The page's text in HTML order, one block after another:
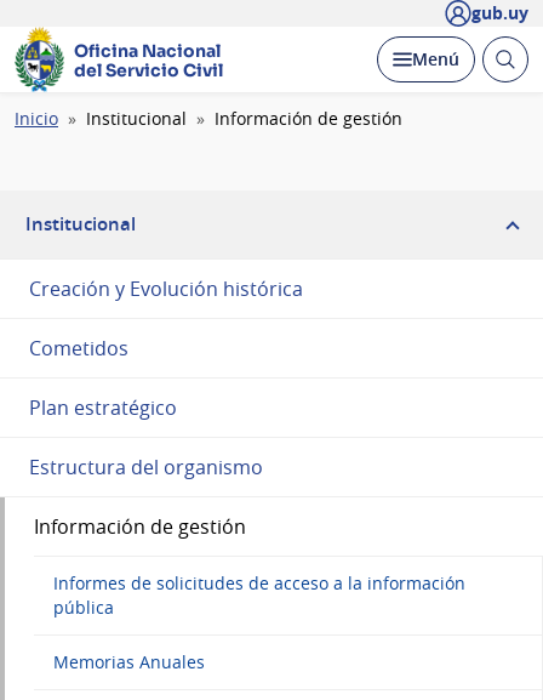
gub.uy
Oficina Nacional
del Servicio Civil
Desplegar
Menú Abrir
Ruta
Inicio Institucional Información de gestión
Institucional
Creación y Evolución histórica
Cometidos
Plan estratégico
Estructura del organismo
Información de gestión
Informes de solicitudes de acceso a la información
pública
Memorias Anuales